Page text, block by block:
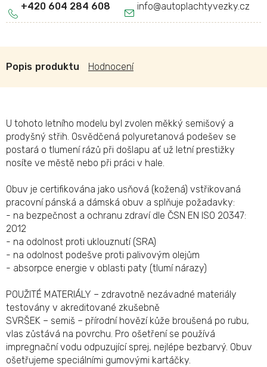
info@autoplachtyvezky.cz
+420 604 284 608
Popis Hodnocení
U tohoto letního modelu byl zvolen měkký semišový a
prodyšný střih. Osvědčená polyuretanová podešev se
postará o tlumení rázů při došlapu ať už letní prestižky
nosíte ve městě nebo při práci v hale.
Obuv je certifikována jako usňová (kožená) vstřikovaná
pracovní pánská a dámská obuv a splňuje požadavky:
- na bezpečnost a ochranu zdraví dle ČSN EN ISO 20347:
2012
- na odolnost proti uklouznutí (SRA)
- na odolnost podešve proti palivovým olejům
- absorpce energie v oblasti paty (tlumí nárazy)
POUŽITÉ MATERIÁLY – zdravotně nezávadné materiály
testovány v akreditované zkušebně
SVRŠEK – semiš – přírodní hovězí kůže broušená po rubu,
vlas zůstává na povrchu. Pro ošetření se používá
impregnační vodu odpuzující sprej, nejlépe bezbarvý. Obuv
ošetřujeme speciálními gumovými kartáčky.